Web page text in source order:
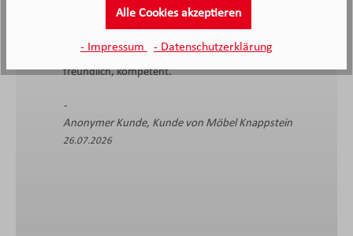
Die Beratung war sehr gut, nicht aufdringlich,
freundlich, kompetent.
Anonymer Kunde, Kunde von Möbel Knappstein
26.07.2026
Alle Cookies akzeptieren
- Impressum - Datenschutzerklärung